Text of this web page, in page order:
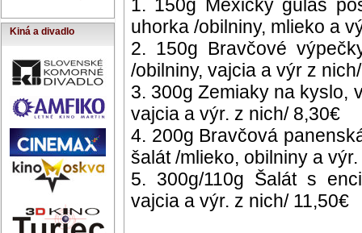
Kiná a divadlo
1. 150g Mexický guláš
uhorka /obilniny, mlieko a
2. 150g Bravčové
/obilniny, vajcia a výr z
3. 300g Zemiaky na kyslo,
vajcia a výr. z nich/ 8,30€
4. 200g Bravčová
šalát /mlieko, obilniny a
5. 300g/110g Šalát s
vajcia a výr. z nich/ 11,50€